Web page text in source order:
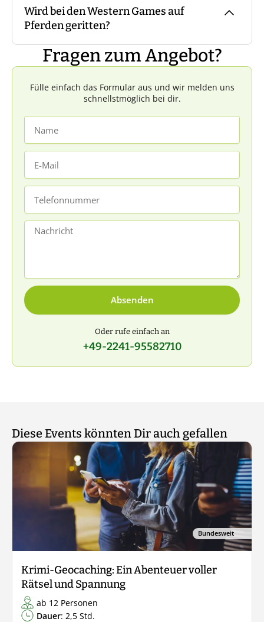
Sprecht uns dazu gerne an.
Wie bei allen risikobehafteten Aktivitäten
gilt auch hier: übermäßig alkoholisierten
Personen wird die Teilnahme ohne
Anspruch auf Rückvergütung verweigert.
des Guides vor Ort.
Wird bei den Western Games auf
Pferden geritten?
Nein, aus Gründen des Tierwohls werden
Fragen zum Angebot?
Fülle einfach das Formular aus und wir melden uns
schnellstmöglich bei dir.
Mail
Nachricht
Absenden
Oder rufe einfach an
+49-2241-95582710
Diese Events könnten Dir auch gefallen
Bundesweit
Krimi-Geocaching: Ein Abenteuer voller
Rätsel und Spannung
ab 12 Personen
Dauer: 2,5 Std.